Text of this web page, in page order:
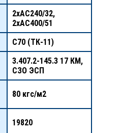
2хАС240/32,
2хАС400/51
С70 (ТК-11)
3.407.2-145.3 17 КМ,
СЗО ЭСП
80 кгс/м2
19820